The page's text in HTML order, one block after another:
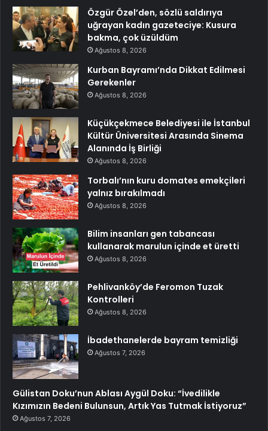
Özgür Özel’den, sözlü saldırıya
uğrayan kadın gazeteciye: Kusura
bakma, çok üzüldüm
Ağustos 8, 2026
Kurban Bayramı’nda Dikkat Edilmesi
Gerekenler
Ağustos 8, 2026
Küçükçekmece Belediyesi ile İstanbul
Kültür Üniversitesi Arasında Sinema
Alanında İş Birliği
Ağustos 8, 2026
Torbalı’nın kuru domates emekçileri
yalnız bırakılmadı
Ağustos 8, 2026
Bilim insanları gen tabancası
kullanarak marulun içinde et üretti
Ağustos 8, 2026
Pehlivanköy’de Feromon Tuzak
Kontrolleri
Ağustos 8, 2026
İbadethanelerde bayram temizliği
Ağustos 7, 2026
Gülistan Doku’nun Ablası Aygül Doku: “İvedilikle
Kızımızın Bedeni Bulunsun, Artık Yas Tutmak İstiyoruz”
Ağustos 7, 2026